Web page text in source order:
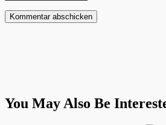
You May Also Be